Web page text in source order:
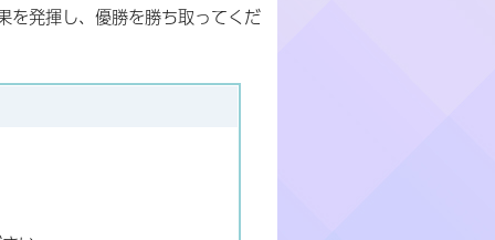
を発揮し、優勝を勝ち取ってくだ